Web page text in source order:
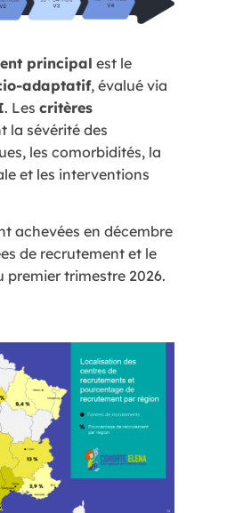
principal est le
adaptatif, évalué via
. Les critères
la sévérité des
les comorbidités, la
et les interventions
achevées en décembre
de recrutement et le
premier trimestre 2026.